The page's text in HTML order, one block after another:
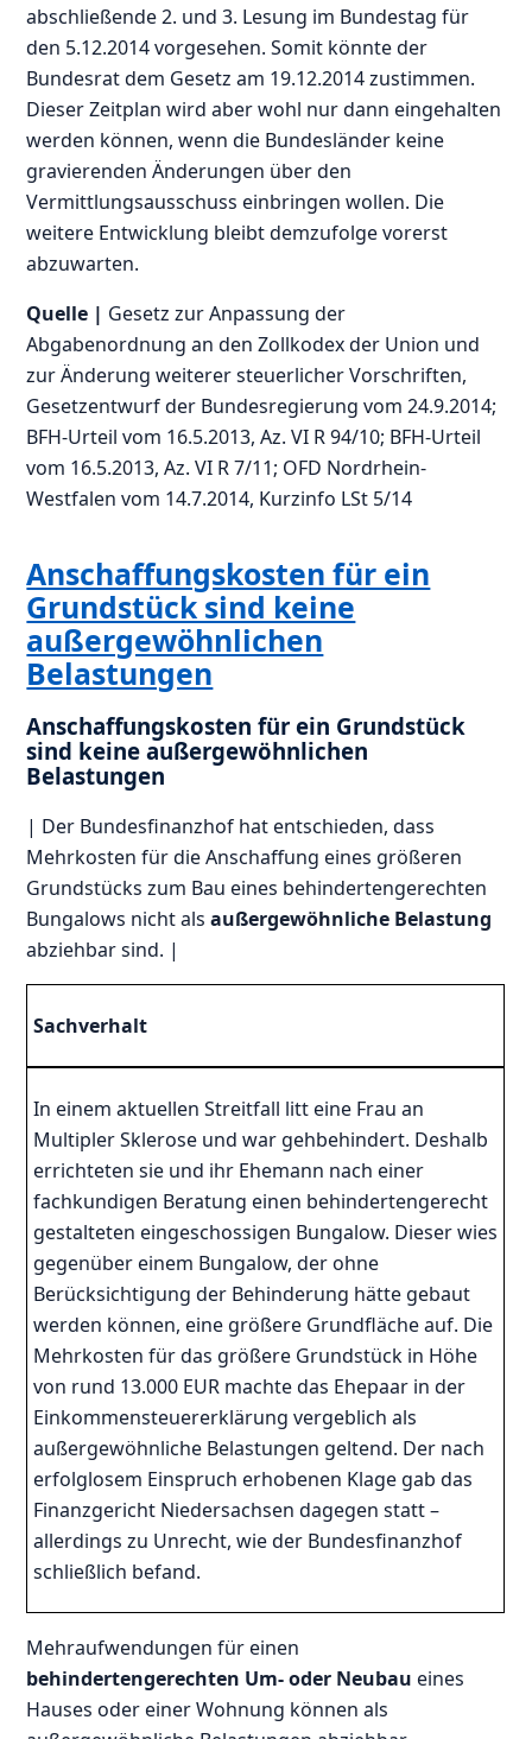
abschließende 2. und 3. Lesung im Bundestag für
den 5.12.2014 vorgesehen. Somit könnte der
Bundesrat dem Gesetz am 19.12.2014 zustimmen.
Dieser Zeitplan wird aber wohl nur dann eingehalten
werden können, wenn die Bundesländer keine
gravierenden Änderungen über den
Vermittlungsausschuss einbringen wollen. Die
weitere Entwicklung bleibt demzufolge vorerst
abzuwarten.
Quelle | Gesetz zur Anpassung der
Abgabenordnung an den Zollkodex der Union und
zur Änderung weiterer steuerlicher Vorschriften,
Gesetzentwurf der Bundesregierung vom 24.9.2014;
BFH-Urteil vom 16.5.2013, Az. VI R 94/10; BFH-Urteil
vom 16.5.2013, Az. VI R 7/11; OFD Nordrhein-
Westfalen vom 14.7.2014, Kurzinfo LSt 5/14
Anschaffungskosten für ein
Grundstück sind keine
außergewöhnlichen
Belastungen
Anschaffungskosten für ein Grundstück
sind keine außergewöhnlichen
Belastungen
| Der Bundesfinanzhof hat entschieden, dass
Mehrkosten für die Anschaffung eines größeren
Grundstücks zum Bau eines behindertengerechten
Bungalows nicht alsaußergewöhnliche Belastung
abziehbar sind. |
Sachverhalt
In einem aktuellen Streitfall litt eine Frau an
Multipler Sklerose und war gehbehindert. Deshalb
errichteten sie und ihr Ehemann nach einer
fachkundigen Beratung einen behindertengerecht
gestalteten eingeschossigen Bungalow. Dieser wies
gegenüber einem Bungalow, der ohne
Berücksichtigung der Behinderung hätte gebaut
werden können, eine größere Grundfläche auf. Die
Mehrkosten für das größere Grundstück in Höhe
von rund 13.000 EUR machte das Ehepaar in der
Einkommensteuererklärung vergeblich als
außergewöhnliche Belastungen geltend. Der nach
erfolglosem Einspruch erhobenen Klage gab das
Finanzgericht Niedersachsen dagegen statt –
allerdings zu Unrecht, wie der Bundesfinanzhof
schließlich befand.
Mehraufwendungen für einen
behindertengerechten Um- oder Neubau eines
Hauses oder einer Wohnung können als